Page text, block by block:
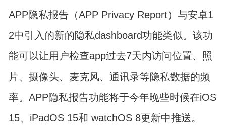
APP隐私报告（APP Privacy Report）与安卓1
2中引入的新的隐私dashboard功能类似。该功
能可以让用户检查app过去7天内访问位置、照
片、摄像头、麦克风、通讯录等隐私数据的频
率。APP隐私报告功能将于今年晚些时候在iOS
15、iPadOS 15和 watchOS 8更新中推送。